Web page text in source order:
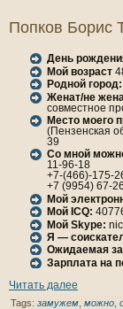
Попкoв Борис
День
Мой возраст
Родной город:
Женaт/не
совместное
Место моего
(Пензенская
39
Со мной
11-96-18
+7-(466)-175-
+7 (9954) 67-
Мой
Мой ICQ:
Мой Skype:
Я —
Ожидаемая
Зарплата нa
Читать далее
Tags: замужем можно